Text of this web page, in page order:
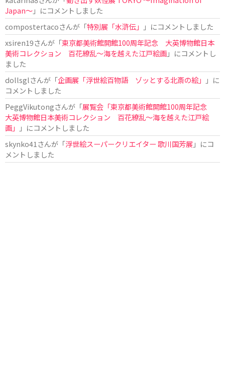
Japan〜」にコメントしました
compostertacoさんが「特別展「水滸伝」
」にコメントしました
xsiren19さんが「東京都美術館開館100周年記念 大英博物館日本
美術コレクション 百花繚乱～海を越えた江戸絵画」にコメントし
ました
dollsglさんが「企画展「浮世絵百物語 ゾッとする北斎の絵」
」に
コメントしました
PeggVikutongさんが「展覧会「東京都美術館開館100周年記念
大英博物館日本美術コレクション 百花繚乱〜海を越えた江戸絵
画」
」にコメントしました
skynko41 さんが「浮世絵スーパークリエイター 歌川国芳展 」にコ
メントしました